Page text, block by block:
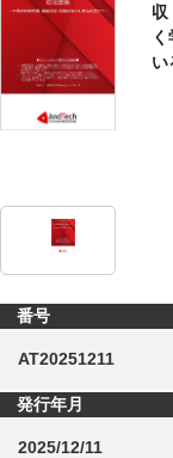
収
い
番号
AT20251211
発行年月
2025/12/11